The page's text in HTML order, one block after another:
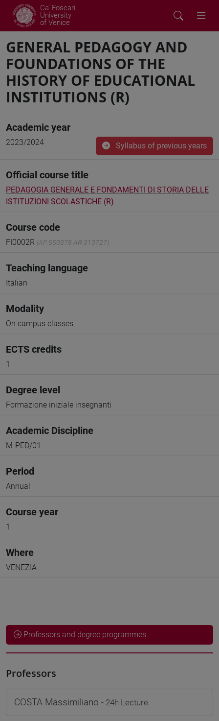
Ca' Foscari
University
of Venice
GENERAL PEDAGOGY AND
FOUNDATIONS OF THE
HISTORY OF EDUCATIONAL
INSTITUTIONS (R)
Academic year
2023/2024 Syllabus of previous years
Official course title
PEDAGOGIA GENERALE E FONDAMENTI DI STORIA DELLE
ISTITUZIONI SCOLASTICHE (R)
Course code
FI0002R (AF:550378 AR:313727)
Teaching language
Italian
Modality
On campus classes
ECTS credits
1
Degree level
Formazione iniziale insegnanti
Academic Discipline
M-PED/01
Period
Annual
Course year
1
Where
VENEZIA
Professors and degree programmes
Professors
COSTA Massimiliano - 24h Lecture